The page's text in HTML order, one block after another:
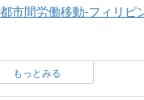
市間労働移動-フィリピ
もっとみる